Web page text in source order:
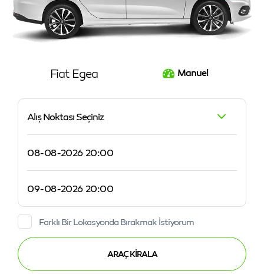
Fiat Egea Manuel
Alış Noktası Seçiniz
Farklı Bir Lokasyonda Bırakmak İstiyorum